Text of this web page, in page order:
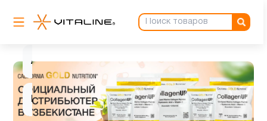
Антиоксиданты 1
Ашваганда 1
Биотин 1